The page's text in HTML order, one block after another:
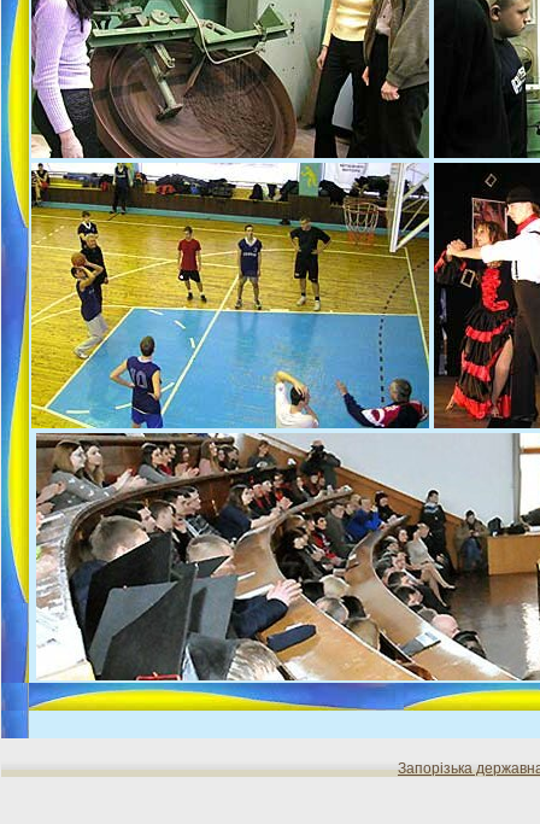
Запорізька